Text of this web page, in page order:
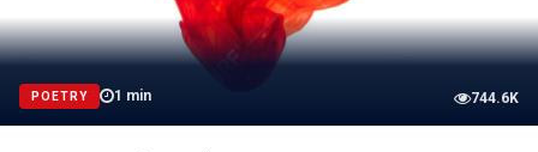
POETRY 1 min 744.6K